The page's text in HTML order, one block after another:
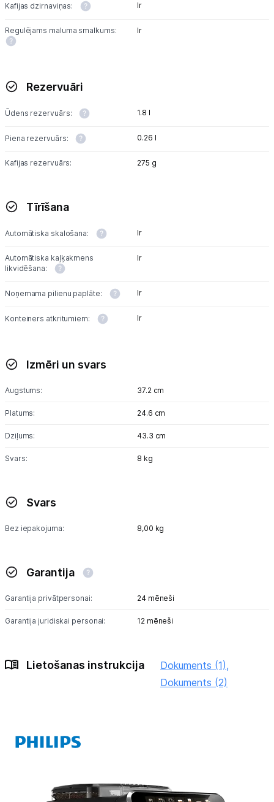
Kafijas dzirnaviņas: Ir
Regulējams maluma smalkums: Ir
Rezervuāri
Ūdens rezervuārs: 1.8 l
Piena rezervuārs: 0.26 l
Kafijas rezervuārs: 275 g
Tīrīšana
Automātiska skalošana: Ir
Automātiska kaļķakmens
likvidēšana:
Ir
Noņemama pilienu paplāte: Ir
Konteiners atkritumiem: Ir
Izmēri un svars
Augstums: 37.2 cm
Platums: 24.6 cm
Dziļums: 43.3 cm
Svars: 8 kg
Svars
Bez iepakojuma: 8,00 kg
Garantija
Garantija privātpersonai: 24 mēneši
Garantija juridiskai personai: 12 mēneši
Lietošanas instrukcija
Dokuments (1),
Dokuments (2)